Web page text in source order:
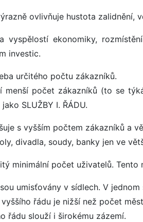
ovlivňuje hustota zalidnění,
vyspělostí ekonomiky,
investic.
určitého počtu zákazníků.
menší počet zákazníků (to se
SLUŽBY I. ŘÁDU.
s vyšším počtem zákazníků a
divadla, soudy, banky jen ve
minimální počet uživatelů.
umisťovány v sídlech. V
řádu je nižší než počet
řádu slouží i širokému zázemí.